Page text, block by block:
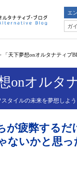
エ
ガ
「天下夢想onオルタナティブ
onオルタ
タイルの未来を夢想しよう
が疲弊するだ
ないかと思っ